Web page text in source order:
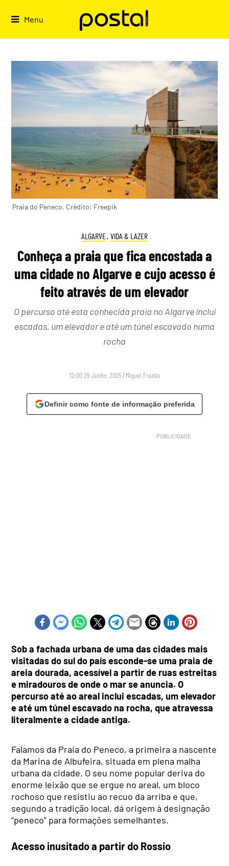
Menu
Praia do Peneco. Crédito: Freepik
ALGARVE, VIDA & LAZER
Conheça a praia que fica encostada a
uma cidade no Algarve e cujo acesso é
feito através de um elevador
O percurso até esta conhecida praia no Algarve inclui
escadas, um elevador e até um túnel escavado numa
rocha
12:00 29 Junho, 2025 | Miguel Frazão
Definir como fonte de informação preferida
Sob a fachada urbana de uma das cidades mais
visitadas do sul do país esconde-se uma praia de
areia dourada, acessível a partir de ruas estreitas
e miradouros de onde o mar se anuncia. O
percurso até ao areal inclui escadas, um elevador
e até um túnel escavado na rocha, que atravessa
literalmente a cidade antiga.
Falamos da Praia do Peneco, a primeira a nascente
da Marina de Albufeira, situada em plena malha
urbana da cidade. O seu nome popular deriva do
enorme leixão que se ergue no areal, um bloco
rochoso que resistiu ao recuo da arriba e que,
segundo a tradição local, dá origem à designação
“peneco” para formações semelhantes.
Acesso inusitado a partir do Rossio